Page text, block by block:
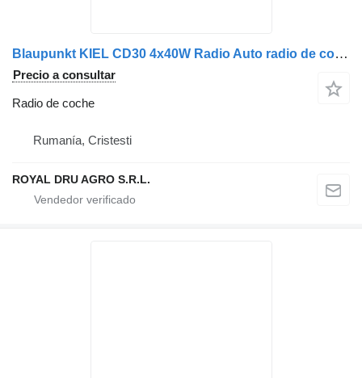
Blaupunkt KIEL CD30 4x40W Radio Auto radio de coche para camión
Precio a consultar
Radio de coche
Rumanía, Cristesti
ROYAL DRU AGRO S.R.L.